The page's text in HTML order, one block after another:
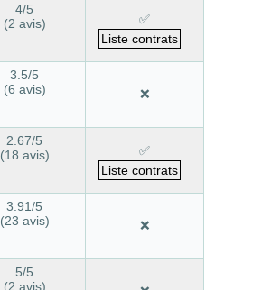
4/5
(2 avis)
✅
Liste contrats
3.5/5
(6 avis)
❌
2.67/5
(18 avis)
✅
Liste contrats
3.91/5
(23 avis)
❌
5/5
(2 avis)